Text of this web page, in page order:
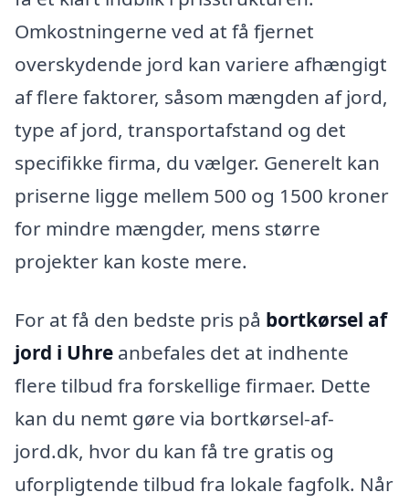
Omkostningerne ved at få fjernet
overskydende jord kan variere afhængigt
af flere faktorer, såsom mængden af jord,
type af jord, transportafstand og det
specifikke firma, du vælger. Generelt kan
priserne ligge mellem 500 og 1500 kroner
for mindre mængder, mens større
projekter kan koste mere.
For at få den bedste pris på bortkørsel af
jord i Uhre anbefales det at indhente
flere tilbud fra forskellige firmaer. Dette
kan du nemt gøre via bortkørsel-af-
jord.dk, hvor du kan få tre gratis og
uforpligtende tilbud fra lokale fagfolk. Når